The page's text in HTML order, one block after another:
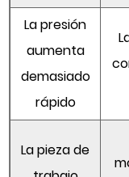
La presión
aumenta
demasiado
rápido
La pieza de